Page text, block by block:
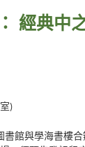
經典中
)
書館與學海書樓合